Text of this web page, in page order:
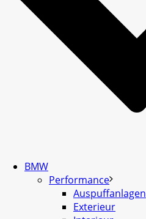
BMW
Performance
Auspuffanlagen
Exterieur